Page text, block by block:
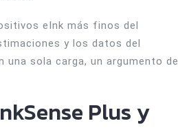
eInk más finos del
y los datos del
una sola carga, un argumento de
Plus y